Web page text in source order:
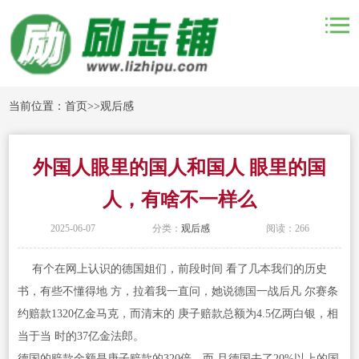
当前位置：首页>>观后感
外国人眼里的国人和国人 眼里的国
人，有啥不一样么
2025-06-07 分类： 观后感 阅读：266
有个在网上认识的德国姐们，前段时间 看了几本我们的历史
书，有些不懂得地 方，拉着我一直问，她说德国一战后凡 尔赛条
约赔款1320亿金马克，而清末的 庚子赔款总额为4.5亿两白银，相
当于当 时的37亿金法郎。